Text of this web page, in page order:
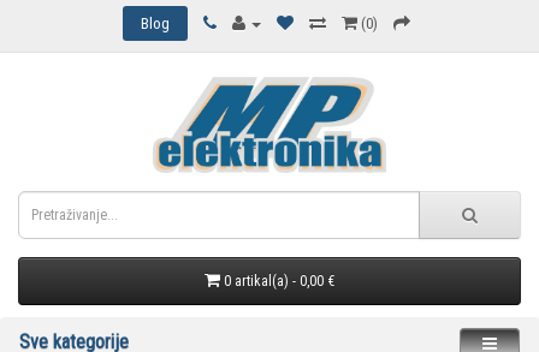
Blog (0)
0 artikal(a) - 0,00 €
Sve kategorije